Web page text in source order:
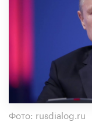
Фото: rusdialog.ru